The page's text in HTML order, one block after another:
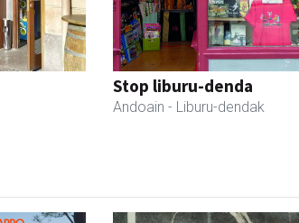
Stop liburu-denda
Andoain - Liburu-dendak